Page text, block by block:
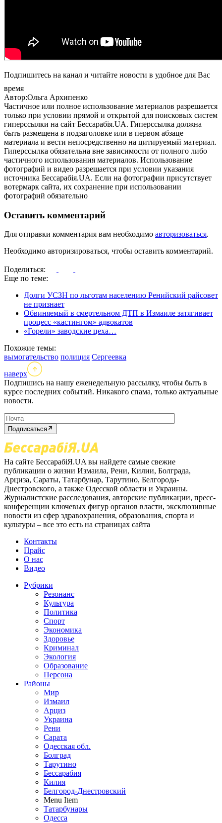
Подпишитесь на канал и читайте новости в удобное для Вас
время
Автор:Ольга Архипенко
Частичное или полное использование материалов разрешается
только при условии прямой и открытой для поисковых систем
гиперссылки на сайт Бессарабія.UA. Гиперссылка должна
быть размещена в подзаголовке или в первом абзаце
материала и вести непосредственно на цитируемый материал.
Гиперссылка обязательна вне зависимости от полного либо
частичного использования материалов. Использование
фотографий и видео разрешается при условии указания
источника Бессарабія.UA. Если на фотографии присутствует
вотермарк сайта, их сохранение при использовании
фотографий обязательно
Оставить комментарий
Для отправки комментария вам необходимо авторизоваться.
Необходимо авторизироваться, чтобы оставить комментарий.
Поделиться:
Еще по теме:
Долги УСЗН по льготам населению Ренийский райсовет
не признает
Обвиняемый в смертельном ДТП в Измаиле затягивает
процесс «кастингом» адвокатов
«Горели» заводские цеха…
Похожие темы:
вымогательство полиция Сергеевка
наверх
Подпишись на нашу еженедельную рассылку, чтобы быть в
курсе последних событий. Никакого спама, только актуальные
новости.
Подписаться
На сайте БессарабіЯ.UA вы найдете самые свежие
публикации о жизни Измаила, Рени, Килии, Болграда,
Арциза, Сараты, Татарбунар, Тарутино, Белгорода-
Днестровского, а также Одесской области и Украины.
Журналистские расследования, авторские публикации, пресс-
конференции ключевых фигур органов власти, эксклюзивные
новости из сфер здравохранения, образования, спорта и
культуры – все это есть на страницах сайта
Контакты
Прайс
О нас
Видео
Рубрики
Резонанс
Культура
Политика
Спорт
Экономика
Здоровье
Криминал
Экология
Образование
Персона
Районы
Мир
Измаил
Арциз
Украина
Рени
Сарата
Одесская обл.
Болград
Тарутино
Бессарабия
Килия
Белгород-Днестровский
Menu Item
Татарбунары
Одесса